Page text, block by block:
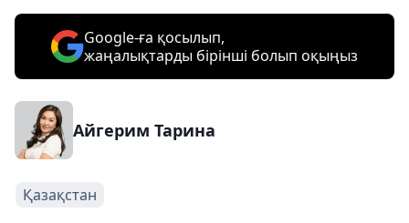
Google-ға қосылып,
жаңалықтарды бірінші болып оқыңыз
Айгерим Тарина
Қазақстан